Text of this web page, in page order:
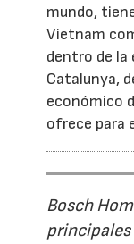
mundo,
Vietnam
dentro de
Catalunya,
económico
ofrece para
Bosch
principales